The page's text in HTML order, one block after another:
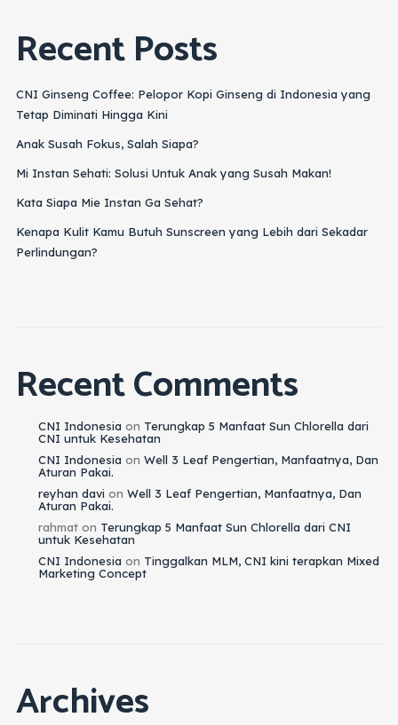
Recent Posts
CNI Ginseng Coffee: Pelopor Kopi Ginseng di Indonesia yang
Tetap Diminati Hingga Kini
Anak Susah Fokus, Salah Siapa?
Mi Instan Sehati: Solusi Untuk Anak yang Susah Makan!
Kata Siapa Mie Instan Ga Sehat?
Kenapa Kulit Kamu Butuh Sunscreen yang Lebih dari Sekadar
Perlindungan?
Recent Comments
CNI Indonesia on Terungkap 5 Manfaat Sun Chlorella dari
CNI untuk Kesehatan
CNI Indonesia on Well 3 Leaf Pengertian, Manfaatnya, Dan
Aturan Pakai.
reyhan davi on Well 3 Leaf Pengertian, Manfaatnya, Dan
Aturan Pakai.
rahmaton Terungkap 5 Manfaat Sun Chlorella dari CNI
untuk Kesehatan
CNI Indonesia on Tinggalkan MLM, CNI kini terapkan Mixed
Marketing Concept
Archives